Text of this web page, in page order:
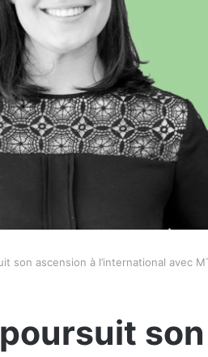
son ascension à l’international avec
son